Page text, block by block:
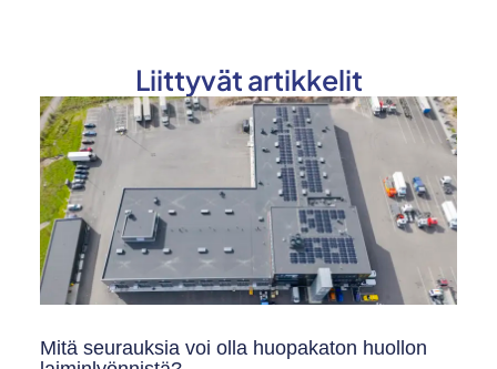
Liittyvät artikkelit
Mitä seurauksia voi olla huopakaton huollon